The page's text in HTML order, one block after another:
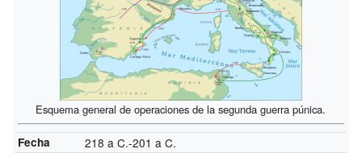
Esquema general de operaciones de la segunda guerra púnica.
Fecha 218 a C.-201 a C.